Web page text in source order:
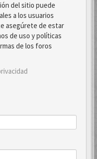
del sitio puede
a los usuarios
asegúrete de estar
de uso y políticas
de los foros